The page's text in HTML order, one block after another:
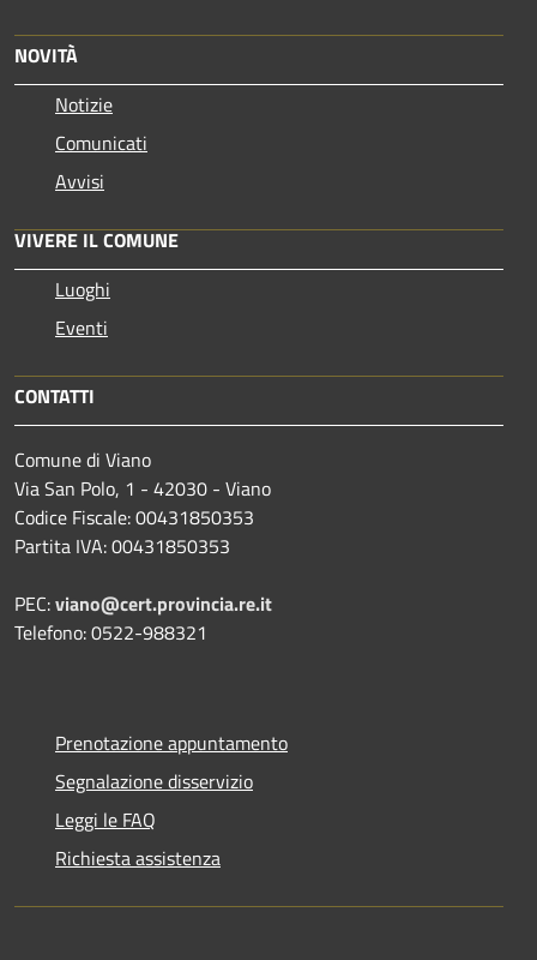
NOVITÀ
Notizie
Comunicati
Avvisi
VIVERE IL COMUNE
Luoghi
Eventi
CONTATTI
Comune di Viano
Via San Polo, 1 - 42030 - Viano
Codice Fiscale: 00431850353
Partita IVA: 00431850353
PEC:viano@cert.provincia.re.it
Telefono: 0522-988321
Prenotazione appuntamento
Segnalazione disservizio
Leggi le FAQ
Richiesta assistenza